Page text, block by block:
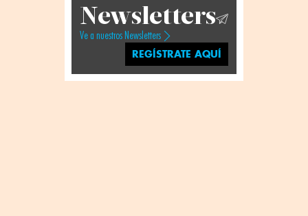
Newsletters
Ve a nuestros Newsletters
REGÍSTRATE AQUÍ